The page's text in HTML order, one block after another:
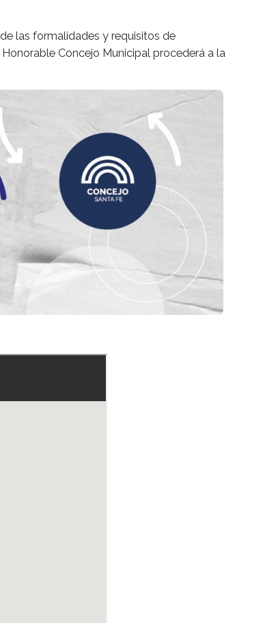
las formalidades y requisitos de
Concejo Municipal procederá a la